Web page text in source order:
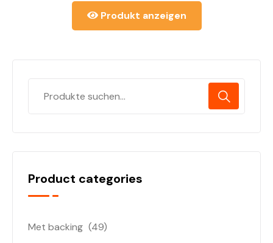
Produkt anzeigen
Product categories
Met backing (49)